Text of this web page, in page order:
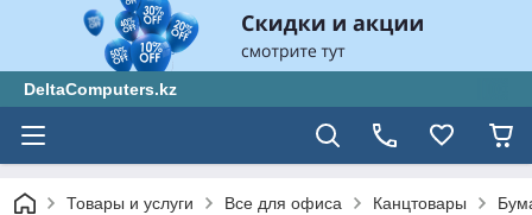
DeltaComputers.kz
Товары и услуги Все для офиса Канцтовары